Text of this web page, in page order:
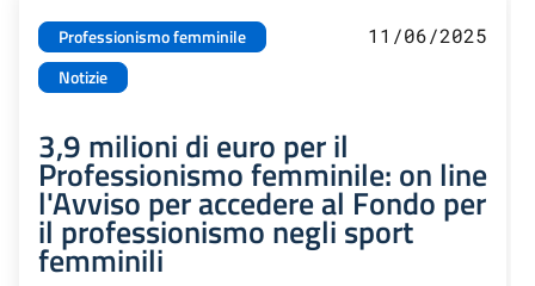
Professionismo femminile
Notizie
11/06/2025
3,9 milioni di euro per il
Professionismo femminile: on line
l'Avviso per accedere al Fondo per
il professionismo negli sport
femminili